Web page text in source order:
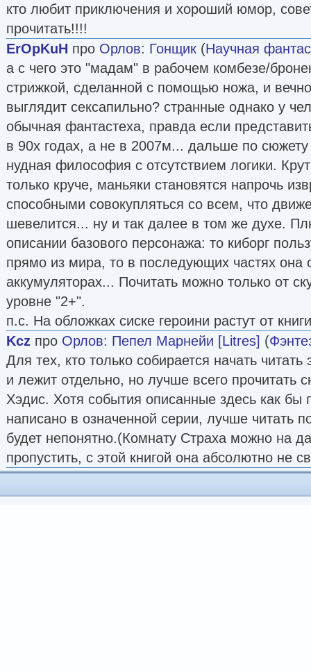
кто любит приключения и хороший юмор,
прочитать!!!!
ErOpKuH про Орлов: Гонщик (Научная
а с чего это "мадам" в рабочем комбезе/
стрижкой, сделанной с помощью ножа, и
выглядит сексапильно? странные однако у
обычная фантастеха, правда если
в 90х годах, а не в 2007м... дальше по
нудная философия с отсутствием логики.
только круче, маньяки становятся напрочь
способными совокупляться со всем, что
шевелится... ну и так далее в том же духе.
описании базового персонажа: то киборг
прямо из мира, то в последующих частях она
аккумуляторах... Почитать можно только от
уровне "2+".
п.с. На обложках сиске героини растут от
Kcz про Орлов: Пепел Марнейи [Litres] (
Для тех, кто только собирается начать читать
и лежит отдельно, но лучше всего прочитать
Хэдис. Хотя события описанные здесь как бы
написано в означенной серии, лучше читать
будет непонятно.(Комнату Страха можно на
пропустить, с этой книгой она абсолютно не